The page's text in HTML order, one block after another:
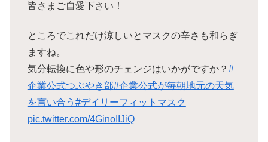
皆さまご自愛下さい！
ところでこれだけ涼しいとマスクの辛さも和らぎ
ますね。
気分転換に色や形のチェンジはいかがですか？ #
企業公式つぶやき部#企業公式が毎朝地元の天気
を言い合う #デイリーフィットマスク
pic.twitter.com/4GinoIIJiQ